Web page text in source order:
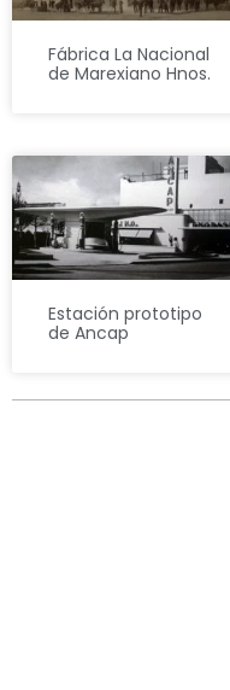
Fábrica La Nacional
de Marexiano Hnos.
Estación prototipo
de Ancap